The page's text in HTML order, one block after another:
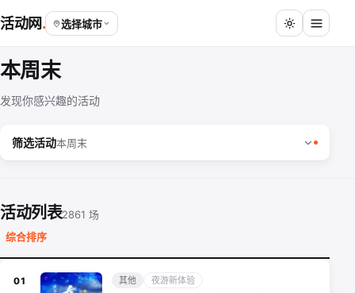
活动网 选择城市
本周末
发现你感兴趣的活动
筛选活动本周末
活动列表2861 场
综合排序
01 其他 夜游新体验